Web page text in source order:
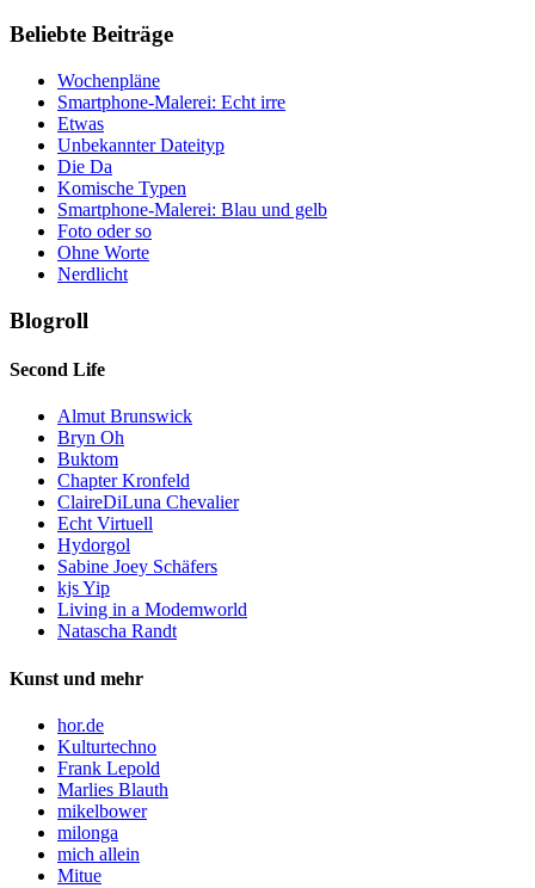
Beliebte Beiträge
Wochenpläne
Smartphone-Malerei: Echt irre
Etwas
Unbekannter Dateityp
Die Da
Komische Typen
Smartphone-Malerei: Blau und gelb
Foto oder so
Ohne Worte
Nerdlicht
Blogroll
Second Life
Almut Brunswick
Bryn Oh
Buktom
Chapter Kronfeld
ClaireDiLuna Chevalier
Echt Virtuell
Hydorgol
Sabine Joey Schäfers
kjs Yip
Living in a Modemworld
Natascha Randt
Kunst und mehr
hor.de
Kulturtechno
Frank Lepold
Marlies Blauth
mikelbower
milonga
mich allein
Mitue